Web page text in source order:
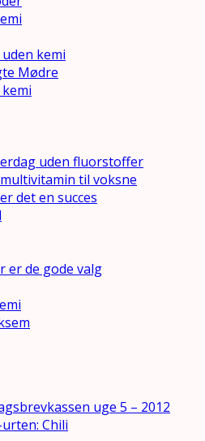
kemi
Mødre
uden fluorstoffer
til voksne
det en succes
er de gode valg
uge 5 – 2012
Chili